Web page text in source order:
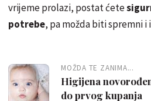
vrijeme prolazi, postat ćete
potrebe, pa možda biti spremni
MOŽDA TE ZANIMA...
Higijena
do prvog kupanja